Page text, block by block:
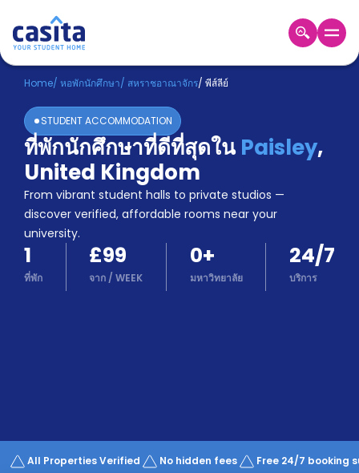
Home TH GBP
เข้าสู่
ระบบ
Booking
Accommodation
About
us
Blog
Refer
And
Earn
Become
Works
Home/ หอพักนักศึกษา/ สหราชอาณาจักร/ พีส์ลีย์
STUDENT ACCOMMODATION
ที่พักนักศึกษาที่ดีที่สุดใน Paisley,
United Kingdom
From vibrant student halls to private studios —
discover verified, affordable rooms near your
university.
1
ที่พัก
£99
จาก /WEEK
0+
มหาวิทยาลัย
24/7
บริการ
All Properties Verified No hidden fees Free 24/7 booking